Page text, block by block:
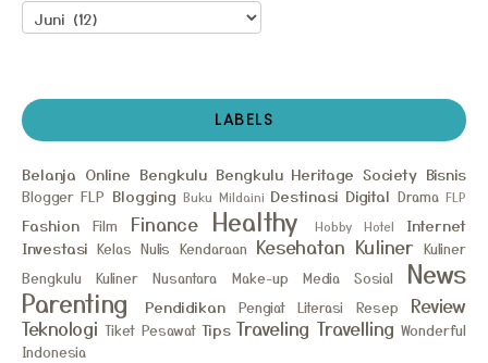
LABELS
Belanja Online Bengkulu Bengkulu Heritage Society Bisnis
Blogger FLP Blogging Buku Mildaini Destinasi Digital Drama FLP
Fashion Film Finance Healthy Hobby Hotel
Internet
Investasi Kelas Nulis Kendaraan Kesehatan Kuliner Kuliner
Bengkulu
Kuliner Nusantara Make-up Media Sosial
News
Parenting
Pendidikan Pengiat Literasi Resep
Review
Teknologi Tiket Pesawat Tips Traveling Travelling Wonderful
Indonesia